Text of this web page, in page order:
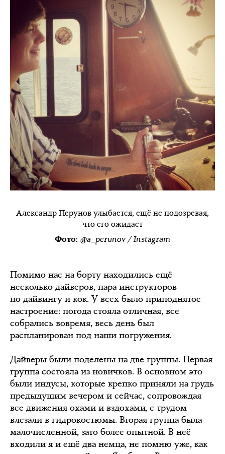
Александр Перунов улыбается, ещё не подозревая,
что его ожидает
Фото: @a_perunov / Instagram
Помимо нас на борту находились ещё
несколько дайверов, пара инструкторов
по дайвингу и кок. У всех было приподнятое
настроение: погода стояла отличная, все
собрались вовремя, весь день был
распланирован под наши погружения.
Дайверы были поделены на две группы. Первая
группа состояла из новичков. В основном это
были индусы, которые крепко приняли на грудь
предыдущим вечером и сейчас, сопровождая
все движения охами и вздохами, с трудом
влезали в гидрокостюмы. Вторая группа была
малочисленной, зато более опытной. В неё
входили я и ещё два немца, не помню уже, как